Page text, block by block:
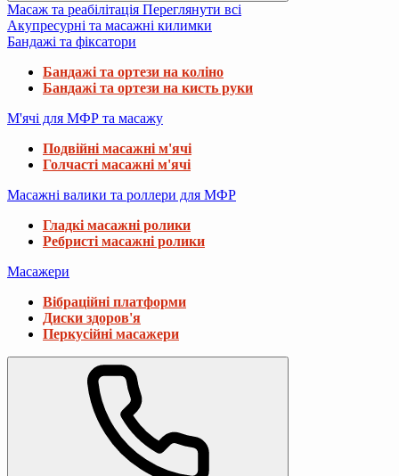
Масаж та реабілітація Переглянути всі
Акупресурні та масажні килимки
Бандажі та фіксатори
Бандажі та ортези на коліно
Бандажі та ортези на кисть руки
М'ячі для МФР та масажу
Подвійні масажні м'ячі
Голчасті масажні м'ячі
Масажні валики та роллери для МФР
Гладкі масажні ролики
Ребристі масажні ролики
Масажери
Вібраційні платформи
Диски здоров'я
Перкусійні масажери